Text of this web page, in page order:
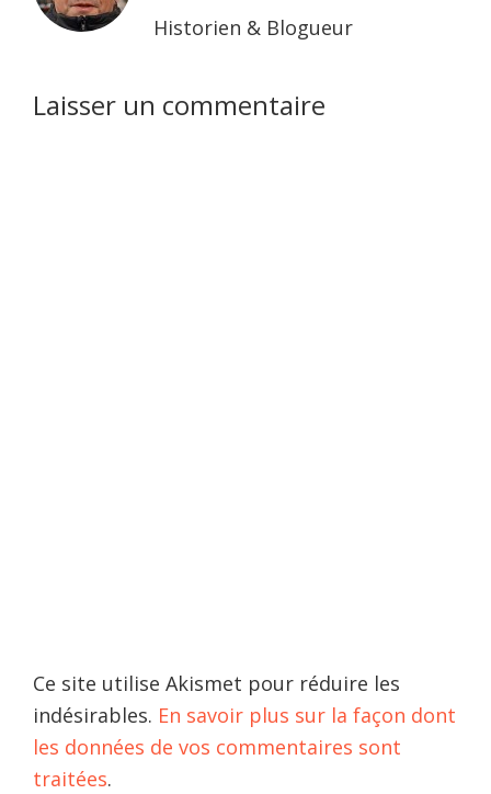
Historien & Blogueur
Interactions
Laisser un commentaire
Ce site utilise Akismet pour réduire les
indésirables. En savoir plus sur la façon dont
les données de vos commentaires sont
traitées.